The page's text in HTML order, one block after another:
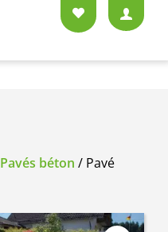
Pavés béton / Pavé